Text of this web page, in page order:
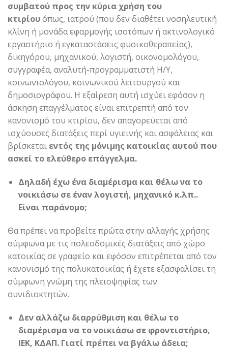
συμβατού προς την κύρια χρήση του
κτιρίουόπως, ιατρού (που δεν διαθέτει νοσηλευτική
κλίνη ή μονάδα εφαρμογής ισοτόπων ή ακτινολογικό
εργαστήριο ή εγκαταστάσεις φυσικοθεραπείας),
δικηγόρου, μηχανικού, λογιστή, οικονομολόγου,
συγγραφέα, αναλυτή-προγραμματιστή Η/Υ,
κοινωνιολόγου, κοινωνικού λειτουργού και
δημοσιογράφου. Η εξαίρεση αυτή ισχύει εφόσον η
άσκηση επαγγέλματος είναι επιτρεπτή από τον
κανονισμό του κτιρίου, δεν απαγορεύεται από
ισχύουσες διατάξεις περί υγιεινής και ασφάλειας και
βρίσκεται εντός της μόνιμης κατοικίας αυτού που
ασκεί το ελεύθερο επάγγελμα.
Δηλαδή έχω ένα διαμέρισμα και θέλω να το
νοικιάσω σε έναν λογιστή, μηχανικό κ.λπ..
Είναι παράνομο;
Θα πρέπει να προβείτε πρώτα στην αλλαγής χρήσης
σύμφωνα με τις πολεοδομικές διατάξεις από χώρο
κατοικίας σε γραφείο και εφόσον επιτρέπεται από τον
κανονισμό της πολυκατοικίας ή έχετε εξασφαλίσει τη
σύμφωνη γνώμη της πλειοψηφίας των
συνιδιοκτητών.
Δεν αλλάζω διαρρύθμιση και θέλω το
διαμέρισμα να το νοικιάσω σε φροντιστήριο,
ΙΕΚ, ΚΔΑΠ. Γιατί πρέπει να βγάλω άδεια;